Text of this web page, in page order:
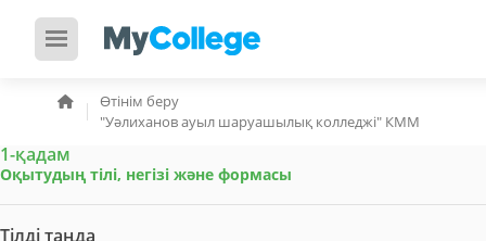
Өтінім беру
"Уәлиханов ауыл шаруашылық колледжі" КММ
1-қадам
Оқытудың тілі, негізі және формасы
Тілді таңда